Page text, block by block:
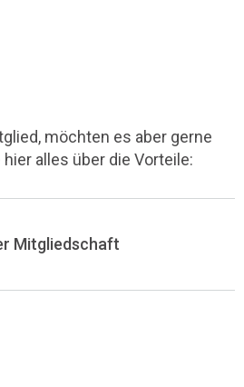
möchten es aber gerne
alles über die Vorteile:
Mitgliedschaft